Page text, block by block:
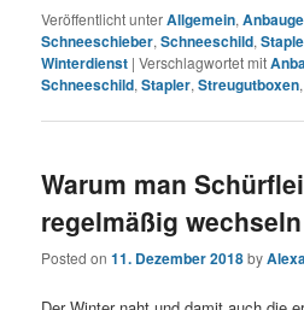
Veröffentlicht unterAllgemein,
Schneeschieber,Schneeschild,
Winterdienst |Verschlagwortet mit
Schneeschild,Stapler,Streugutboxen
Warum man
regelmäßig
Posted on11. Dezember 2018by